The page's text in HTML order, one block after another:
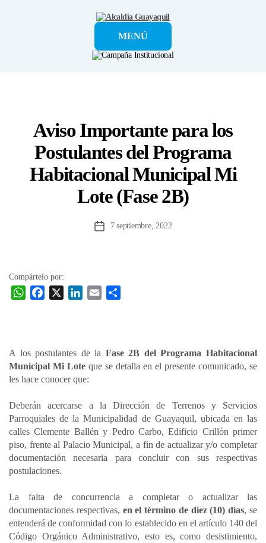
Alcaldía
GuayaquilMENÚ
Aviso Importante para los
Postulantes del Programa
Habitacional Municipal Mi
Lote (Fase 2B)
Fecha7 septiembre, 2022
Compártelo por:
W
s
A
p
b
o
o
e
d
I
a
r
r
A los postulantes de la Fase 2B del Programa Habitacional
Municipal Mi Lote que se detalla en el presente comunicado, se
les hace conocer que:
Deberán acercarse a la Dirección de Terrenos y Servicios
Parroquiales de la Municipalidad de Guayaquil, ubicada en las
calles Clemente Ballén y Pedro Carbo, Edificio Crillón primer
piso, frente al Palacio Municipal, a fin de actualizar y/o completar
documentación necesaria para concluir con sus respectivas
postulaciones.
La falta de concurrencia a completar o actualizar las
documentaciones respectivas, en el término de diez (10) días, se
entenderá de conformidad con lo establecido en el artículo 140 del
Código Orgánico Administrativo, esto es, como desistimiento,